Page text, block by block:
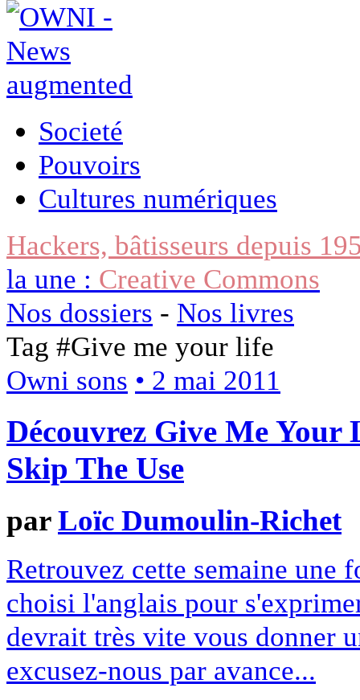
Societé
Pouvoirs
Cultures numériques
Hackers, bâtisseurs depuis
la une : Creative Commons
Nos dossiers - Nos livres
Tag #Give me your life
Owni sons • 2 mai 2011
Découvrez Give Me
Skip The Use
parLoïc Dumoulin-Richet
Retrouvez cette semaine
choisi l'anglais pour
devrait très vite vous donner
excusez-nous par avance...